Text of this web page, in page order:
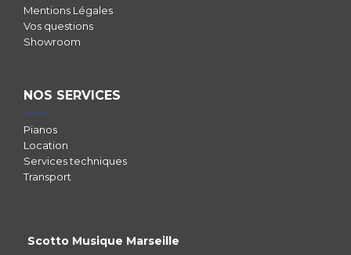
Mentions Légales
Vos questions
Showroom
NOS SERVICES
Pianos
Location
Services techniques
Transport
Scotto Musique Marseille